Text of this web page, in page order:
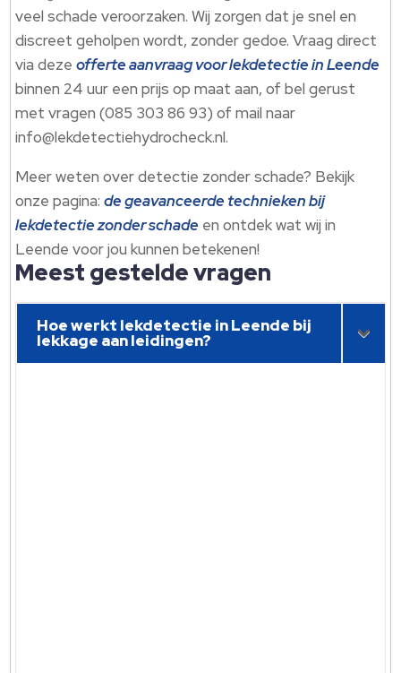
veel schade veroorzaken. Wij zorgen dat je snel en
discreet geholpen wordt, zonder gedoe. Vraag direct
via dezeofferte aanvraag voor lekdetectie in Leende
binnen 24 uur een prijs op maat aan, of bel gerust
met vragen (085 303 86 93) of mail naar
info@lekdetectiehydrocheck.nl.
Meer weten over detectie zonder schade? Bekijk
onze pagina:de geavanceerde technieken bij
lekdetectie zonder schade en ontdek wat wij in
Leende voor jou kunnen betekenen!
Meest gestelde vragen
Hoe werkt lekdetectie in Leende bij
lekkage aan leidingen?